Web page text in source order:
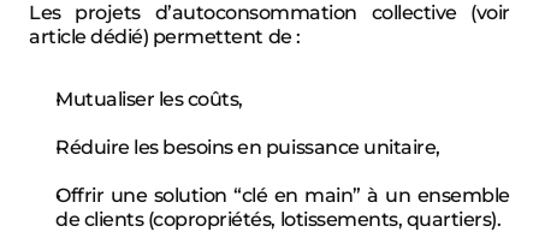
Les projets d’autoconsommation collective (voir
article dédié) permettent de :
Mutualiser les coûts,
Réduire les besoins en puissance unitaire,
Offrir une solution “clé en main” à un ensemble
de clients (copropriétés, lotissements, quartiers).